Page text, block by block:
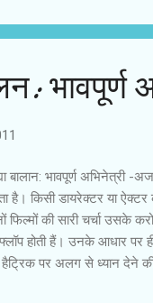
एक विषय बना लेती है। उधर
भावपूर्ण
बालान: भावपूर्ण अभिनेत्री -
है। किसी डायरेक्टर या
फिल्मों की सारी चर्चा उसके
होती हैं। उनके आधार पर
पर अलग से ध्यान देने